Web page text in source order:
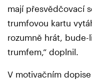
mají přesvědčovací
trumfovou kartu
rozumně hrát, bude-
trumfem,“ doplnil.
V motivačním